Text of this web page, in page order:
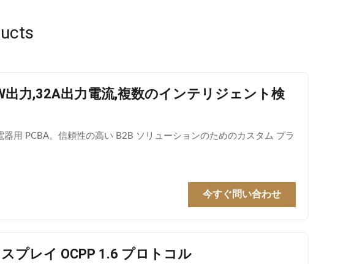
力,32A出力電流,複数のインテリジェント検
用 PCBA。信頼性の高い B2B ソリューションのためのカスタム プラ
今すぐ問い合わせ
プレイ OCPP 1.6 プロトコル